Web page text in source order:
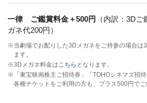
一律 ご鑑賞料金＋500円
（内訳：3D
ガネ代200円）
※当劇場でお配りした3Dメガネをご持参の場合は
ます。
※3Dメガネ料金はこちら となります。
※「東宝映画株主ご招待券」「TOHOシネマズ招
各種チケットをご利用の方も、プラス500円でご